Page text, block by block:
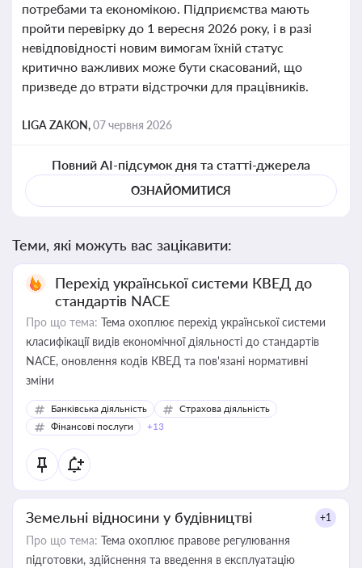
потребами та економікою. Підприємства мають
пройти перевірку до 1 вересня 2026 року, і в разі
невідповідності новим вимогам їхній статус
критично важливих може бути скасований, що
призведе до втрати відстрочки для працівників.
LIGA ZAKON,07 червня 2026
Повний AI-підсумок дня та статті-джерела
ОЗНАЙОМИТИСЯ
Теми, які можуть вас зацікавити:
Перехід української системи КВЕД до
стандартів NACE
Про що тема: Тема охоплює перехід української системи
класифікації видів економічної діяльності до стандартів
NACE, оновлення кодів КВЕД та пов'язані нормативні
зміни
Банківська діяльність
Страхова діяльність
Фінансові послуги
+13
Земельні відносини у будівництві +1
Про що тема: Тема охоплює правове регулювання
підготовки, здійснення та введення в експлуатацію